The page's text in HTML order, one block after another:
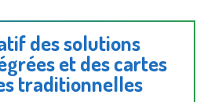
des solutions
et des cartes
traditionnelles